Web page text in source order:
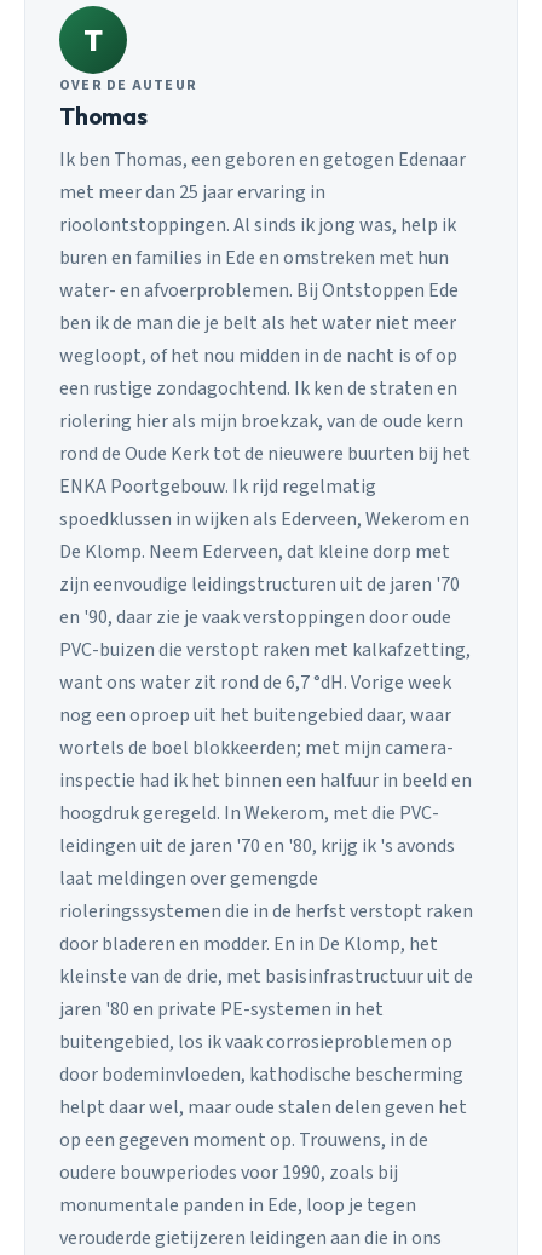
T
OVER DE AUTEUR
Thomas
Ik ben Thomas, een geboren en getogen Edenaar
met meer dan 25 jaar ervaring in
rioolontstoppingen. Al sinds ik jong was, help ik
buren en families in Ede en omstreken met hun
water- en afvoerproblemen. Bij Ontstoppen Ede
ben ik de man die je belt als het water niet meer
wegloopt, of het nou midden in de nacht is of op
een rustige zondagochtend. Ik ken de straten en
riolering hier als mijn broekzak, van de oude kern
rond de Oude Kerk tot de nieuwere buurten bij het
ENKA Poortgebouw. Ik rijd regelmatig
spoedklussen in wijken als Ederveen, Wekerom en
De Klomp. Neem Ederveen, dat kleine dorp met
zijn eenvoudige leidingstructuren uit de jaren '70
en '90, daar zie je vaak verstoppingen door oude
PVC-buizen die verstopt raken met kalkafzetting,
want ons water zit rond de 6,7 °dH. Vorige week
nog een oproep uit het buitengebied daar, waar
wortels de boel blokkeerden; met mijn camera-
inspectie had ik het binnen een halfuur in beeld en
hoogdruk geregeld. In Wekerom, met die PVC-
leidingen uit de jaren '70 en '80, krijg ik 's avonds
laat meldingen over gemengde
rioleringssystemen die in de herfst verstopt raken
door bladeren en modder. En in De Klomp, het
kleinste van de drie, met basisinfrastructuur uit de
jaren '80 en private PE-systemen in het
buitengebied, los ik vaak corrosieproblemen op
door bodeminvloeden, kathodische bescherming
helpt daar wel, maar oude stalen delen geven het
op een gegeven moment op. Trouwens, in de
oudere bouwperiodes voor 1990, zoals bij
monumentale panden in Ede, loop je tegen
verouderde gietijzeren leidingen aan die in ons